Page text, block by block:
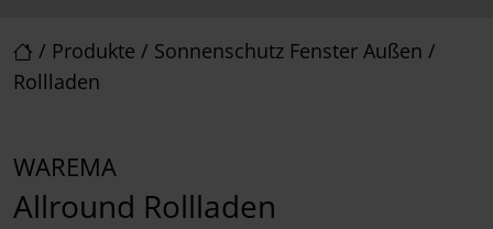
/ Produkte / Sonnenschutz Fenster Außen /
Rollladen
WAREMA
Allround Rollladen